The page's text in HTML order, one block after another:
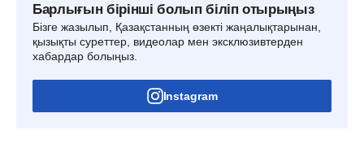
Барлығын бірінші болып біліп отырыңыз
Бізге жазылып, Қазақстанның өзекті жаңалықтарынан,
қызықты суреттер, видеолар мен эксклюзивтерден
хабардар болыңыз.
Instagram